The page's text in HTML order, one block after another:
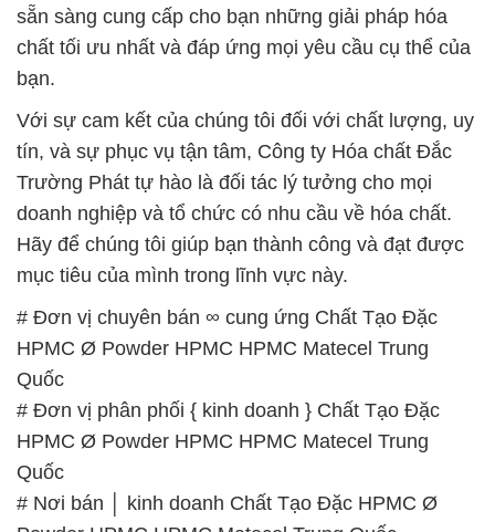
sẵn sàng cung cấp cho bạn những giải pháp hóa
chất tối ưu nhất và đáp ứng mọi yêu cầu cụ thể của
bạn.
Với sự cam kết của chúng tôi đối với chất lượng, uy
tín, và sự phục vụ tận tâm, Công ty Hóa chất Đắc
Trường Phát tự hào là đối tác lý tưởng cho mọi
doanh nghiệp và tổ chức có nhu cầu về hóa chất.
Hãy để chúng tôi giúp bạn thành công và đạt được
mục tiêu của mình trong lĩnh vực này.
# Đơn vị chuyên bán ∞ cung ứng Chất Tạo Đặc
HPMC Ø Powder HPMC HPMC Matecel Trung
Quốc
# Đơn vị phân phối { kinh doanh } Chất Tạo Đặc
HPMC Ø Powder HPMC HPMC Matecel Trung
Quốc
# Nơi bán │ kinh doanh Chất Tạo Đặc HPMC Ø